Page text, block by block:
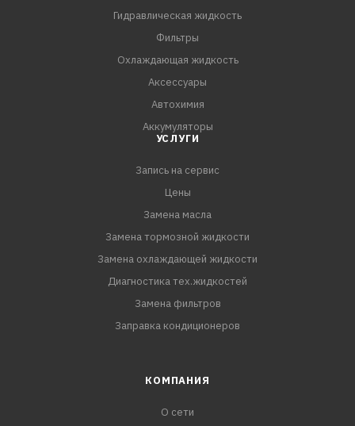
двигателях и безнаддувных дизелях легковых и
грузовых автомобилей ЗИЛ, ГАЗ, УАЗ. Рекомендовано к
Гидравлическая жидкость
Фильтры
Охлаждающая жидкость
Аксессуары
Автохимия
Аккумуляторы
УСЛУГИ
Запись на сервис
Цены
Замена масла
Замена тормозной жидкости
Замена охлаждающей жидкости
Диагностика тех.жидкостей
Замена фильтров
Заправка кондиционеров
КОМПАНИЯ
О сети